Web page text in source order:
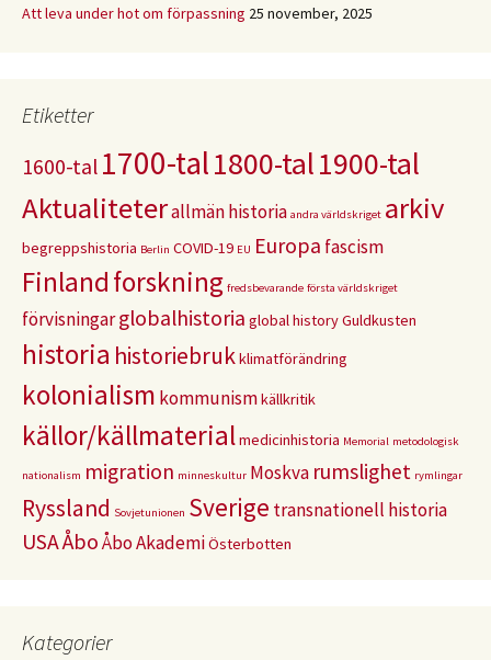
Att leva under hot om förpassning 25 november, 2025
Etiketter
1600-tal 1700-tal1800-tal1900-tal
Aktualiteterallmän historia andra världskriget arkiv
begreppshistoria Berlin COVID-19 EU Europa fascism
Finlandforskning fredsbevarande första världskriget
förvisningarglobalhistoria global historyGuldkusten
historia historiebrukklimatförändring
kolonialism kommunismkällkritik
källor/källmaterialmedicinhistoria Memorial metodologisk
nationalism migration minneskultur Moskva rumslighet rymlingar
Ryssland Sovjetunionen Sverige transnationell historia
USAÅboÅbo AkademiÖsterbotten
Kategorier